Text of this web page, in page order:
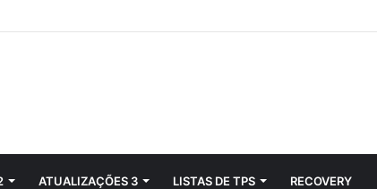
ATUALIZAÇÕES 3 LISTAS DE TPS RECOVERY